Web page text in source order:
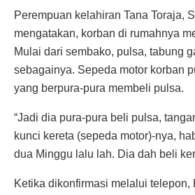
Perempuan kelahiran Tana Toraja,
mengatakan, korban di rumahnya
Mulai dari sembako, pulsa, tabung
sebagainya. Sepeda motor korban
yang berpura-pura membeli pulsa.
“Jadi dia pura-pura beli pulsa,
kunci kereta (sepeda motor)-nya,
dua Minggu lalu lah. Dia dah beli
Ketika dikonfirmasi melalui telepon,